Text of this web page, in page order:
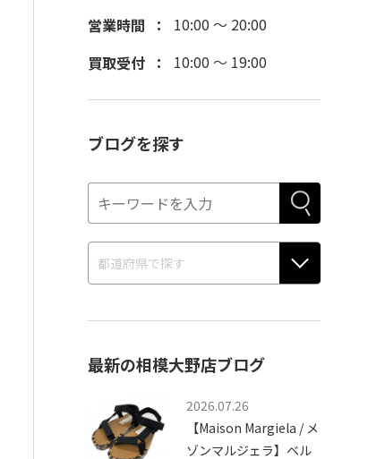
営業時間
10:00 ～ 20:00
買取受付
10:00 ～ 19:00
ブログを探す
最新の相模大野店ブログ
2026.07.26
【Maison Margiela / メ
ゾンマルジェラ】ベル